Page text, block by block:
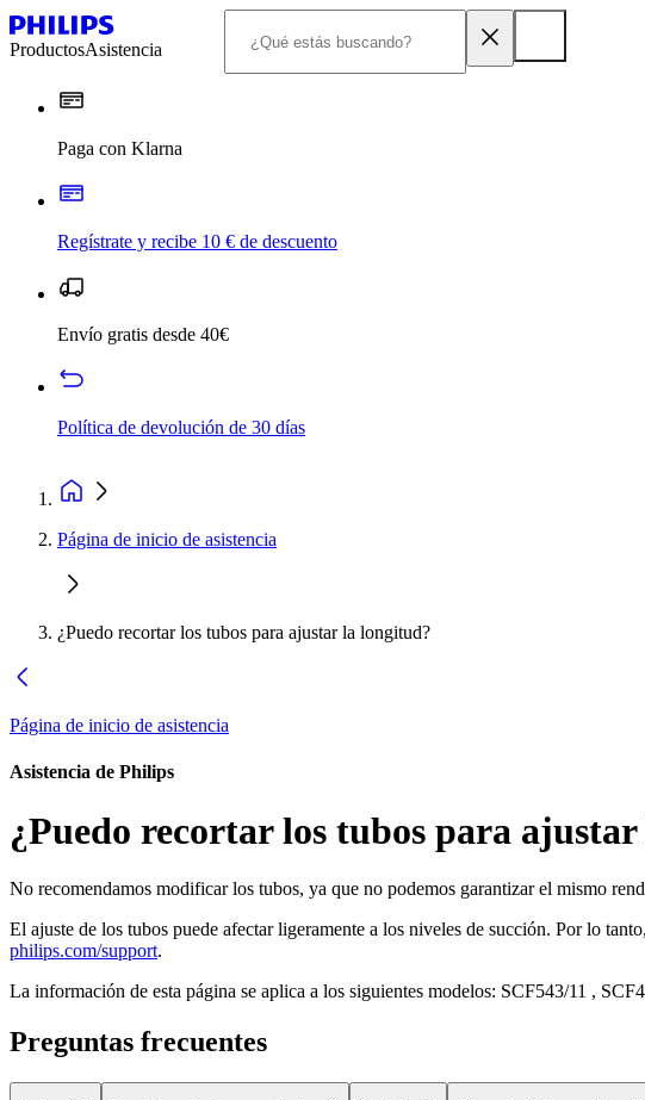
ProductosAsistencia
Paga con Klarna
Regístrate y recibe 10 € de descuento
Envío gratis desde 40€
Política de devolución de 30 días
Página de inicio de asistencia
¿Puedo recortar los tubos para ajustar la longitud?
Página de inicio de asistencia
Asistencia de Philips
¿Puedo recortar los tubos para
No recomendamos modificar los tubos, ya que no podemos garantizar el mismo
El ajuste de los tubos puede afectar ligeramente a los niveles de succión. Por lo
philips.com/support.
La información de esta página se aplica a los siguientes modelos: SCF543/11 ,
Preguntas frecuentes